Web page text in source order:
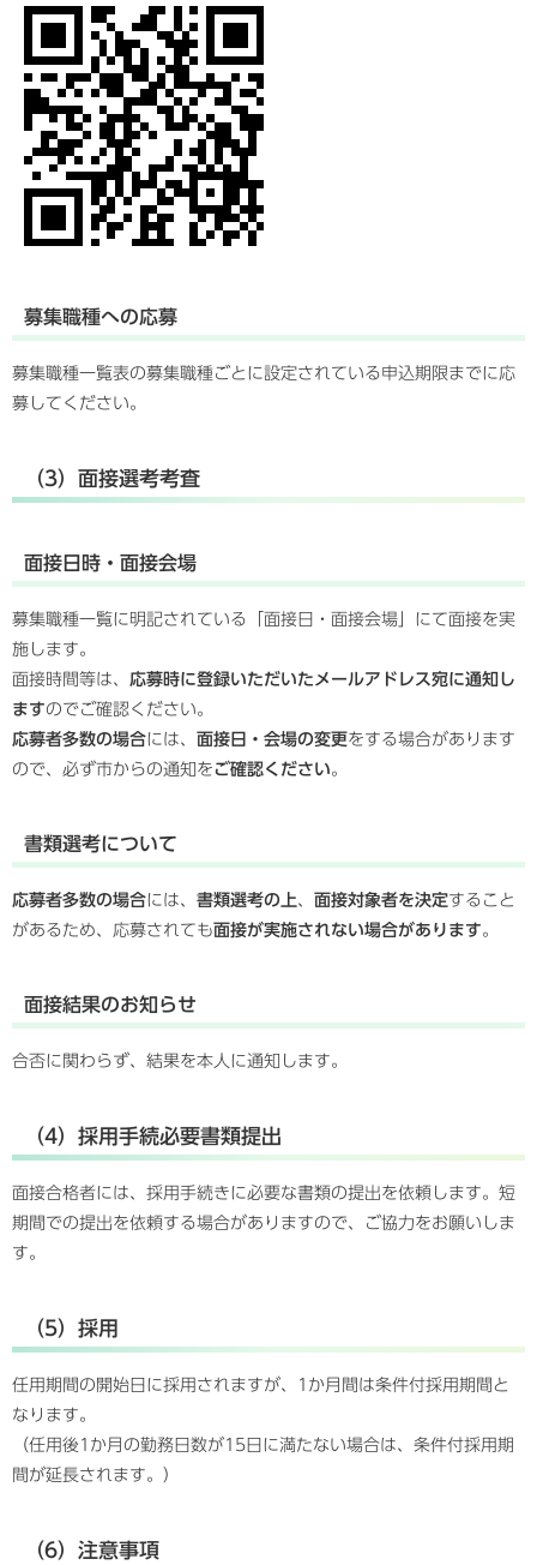
募集職種への応募
募集職種一覧表の募集職種ごとに設定されている申込期限までに応
募してください。
（3）面接選考考査
面接日時・面接会場
募集職種一覧に明記されている「面接日・面接会場」にて面接を実
施します。
面接時間等は、 応募時に登録いただいたメールアドレス宛に通知し
ますのでご確認ください。
応募者多数の場合には、 面接日・会場の変更をする場合があります
ので、必ず市からの通知をご確認ください。
書類選考について
応募者多数の場合には、 書類選考の上、 面接対象者を決定すること
があるため、応募されても面接が実施されない場合があります。
面接結果のお知らせ
合否に関わらず、結果を本人に通知します。
（4）採用手続必要書類提出
面接合格者には、採用手続きに必要な書類の提出を依頼します。短
期間での提出を依頼する場合がありますので、ご協力をお願いしま
す。
（5）採用
任用期間の開始日に採用されますが、1か月間は条件付採用期間と
なります。
（任用後1か月の勤務日数が15日に満たない場合は、条件付採用期
間が延長されます。）
（6）注意事項